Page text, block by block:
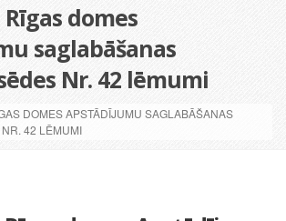
Rīgas domes
saglabāšanas
Nr. 42 lēmumi
DOMES APSTĀDĪJUMU SAGLABĀŠANAS
42 LĒMUMI